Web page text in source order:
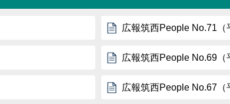
広報筑西People No.71
広報筑西People No.69
広報筑西People No.67